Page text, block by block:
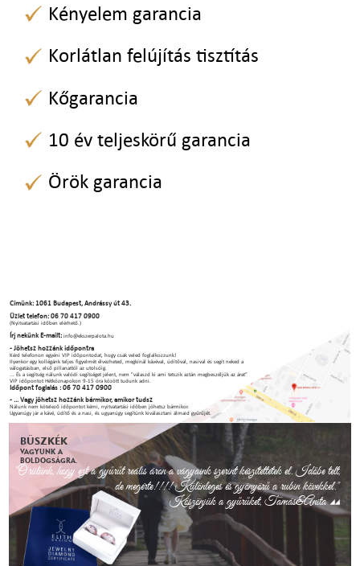
Kényelem garancia
Korlátlan felújítás tisztítás
Kőgarancia
10 év teljeskörű garancia
Örök garancia
Címünk: 1061 Budapest, Andrássy út 43.
Üzlet telefon: 06 70 417 0900
(Nyitvatartási időben elérhető.)
Írj nekünk E-mailt:info@ekszerpalota.hu
- Jöhetsz hozzánk időpontra
Kérd telefonon egyéni VIP időpontodat, hogy csak veled foglalkozzunk!
Ilyenkor egy kollégánk teljes figyelmét élvezheted, megkínál kávéval, üdítőval, nasival és segít neked a
válogatásban, első pillanattól az utolsóig.
... És a segítség nálunk valódi segítséget jelent, nem "válaszd ki ami tetszik aztán megbeszéljük az árat"
VIP időpontot Hétköznapokon 9-15 óra között tudunk adni.
Időpont foglalás : 06 70 417 0900
- ... Vagy jöhetsz hozzánk bármikor, amikor tudsz
Nálunk nem kötelező időpontot kérni, nyitvatartási időben jöhetsz bármikor.
Ugyanúgy jár a kávé, üdítő és a nasi, és ugyanúgy segítünk kiválasztani álmaid gyűrűjét.
BÜSZKÉK
VAGYUNK A
BOLDOGSÁGRA.
"Örülünk, hogy ezt a gyűrűt reális áron a vágyaink szerint készítettétek el. Időbe telt,
de megérte!!!! Különleges és gyönyörű a rubin kövekkel."
Köszönjük a gyűrűket, Tamás&Anita